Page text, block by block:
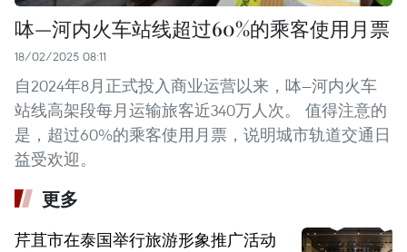
呠—河内火车站线超过60%的乘客使用月票
18/02/2025 08:11
自2024年8月正式投入商业运营以来，呠—河内火车
站线高架段每月运输旅客近340万人次。 值得注意的
是，超过60%的乘客使用月票，说明城市轨道交通日
益受欢迎。
更多
芹苴市在泰国举行旅游形象推广活动